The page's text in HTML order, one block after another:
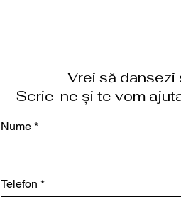
Vrei să dansezi
Scrie-ne și te vom
Nume
Telefon